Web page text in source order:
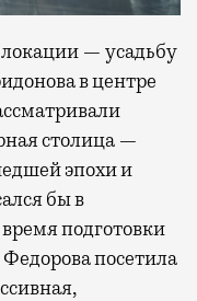
— усадьбу
в центре
столица —
эпохи и
бы в
подготовки
посетила